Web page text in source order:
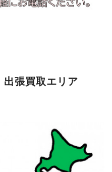
張買取エリア